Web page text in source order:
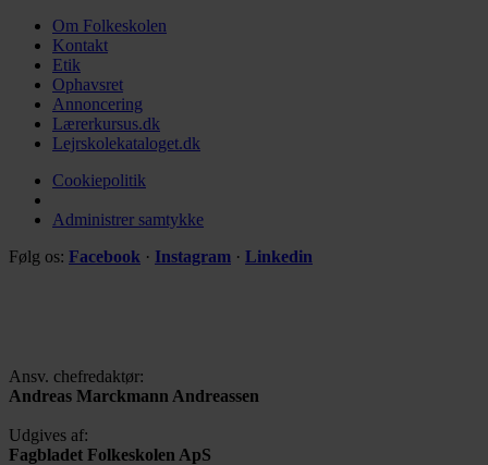
Om Folkeskolen
Kontakt
Etik
Ophavsret
Annoncering
Lærerkursus.dk
Lejrskolekataloget.dk
Cookiepolitik
Administrer samtykke
Følg os: Facebook · Instagram · Linkedin
Ansv. chefredaktør:
Andreas Marckmann Andreassen
Udgives af:
Fagbladet Folkeskolen ApS